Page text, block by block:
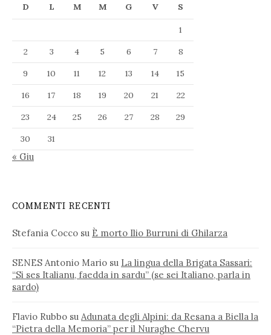
D L M M G V S
1
2
3 4 5 6 7
8
9
10 11 12 13 14
15
16
17 18 19 20 21
22
23
24 25 26 27 28
29
30
31
« Giu
COMMENTI RECENTI
Stefania Cocco su È morto Ilio Burruni di Ghilarza
SENES Antonio Mario su La lingua della Brigata Sassari:
“Si ses Italianu, faedda in sardu” (se sei Italiano, parla in
sardo)
Flavio Rubbo su Adunata degli Alpini: da Resana a Biella la
“Pietra della Memoria” per il Nuraghe Chervu